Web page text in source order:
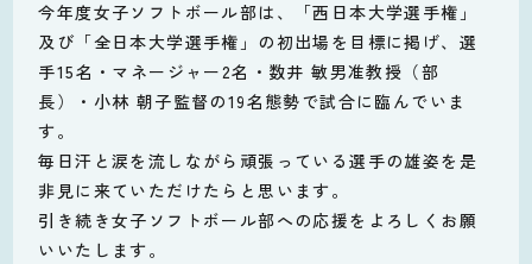
今年度女子ソフトボール部は、「西日本大学選手権」
及び「全日本大学選手権」の初出場を目標に掲げ、選
手15名・マネージャー2名・数井 敏男准教授（部
長）・小林 朝子監督の19名態勢で試合に臨んでいま
す。
毎日汗と涙を流しながら頑張っている選手の雄姿を是
非見に来ていただけたらと思います。
引き続き女子ソフトボール部への応援をよろしくお願
いいたします。